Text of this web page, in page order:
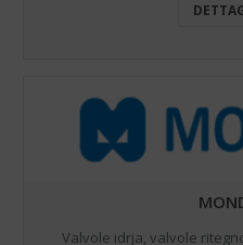
Valvole idrja, valvole